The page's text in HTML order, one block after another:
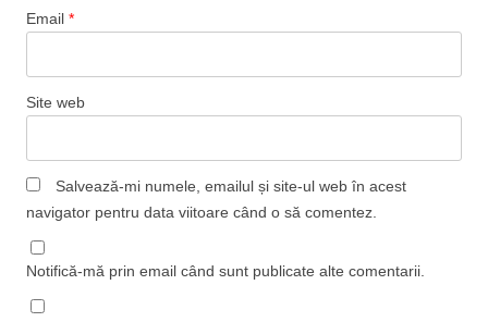
Email *
Site web
Salvează-mi numele, emailul și site-ul web în acest
navigator pentru data viitoare când o să comentez.
Notifică-mă prin email când sunt publicate alte comentarii.